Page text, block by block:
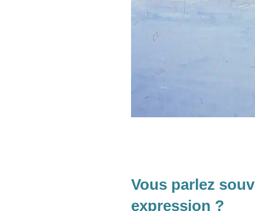
Vous parlez
expression ?